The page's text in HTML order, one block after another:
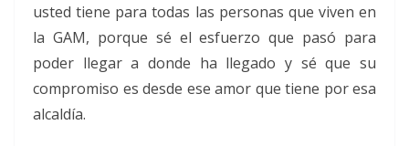
usted tiene para todas las personas que viven en
la GAM, porque sé el esfuerzo que pasó para
poder llegar a donde ha llegado y sé que su
compromiso es desde ese amor que tiene por esa
alcaldía.